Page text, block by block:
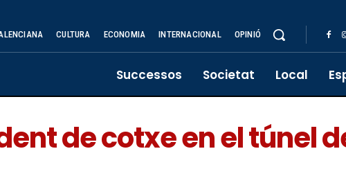
CULTURA ECONOMIA INTERNACIONAL OPINIÓ
Successos Societat Local
de cotxe en el túnel